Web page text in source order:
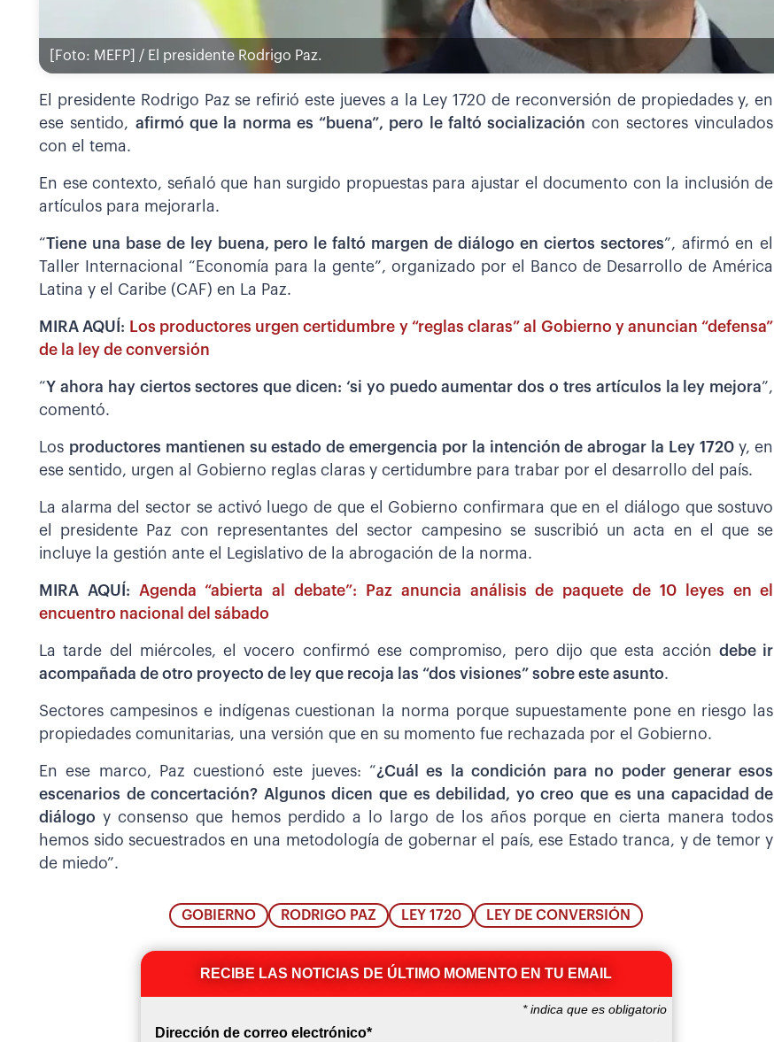
[Foto: MEFP] / El presidente Rodrigo Paz.
El presidente Rodrigo Paz se refirió este jueves a la Ley 1720 de reconversión de propiedades y, en
ese sentido, afirmó que la norma es “buena”, pero le faltó socialización con sectores vinculados
con el tema.
En ese contexto, señaló que han surgido propuestas para ajustar el documento con la inclusión de
artículos para mejorarla.
“Tiene una base de ley buena, pero le faltó margen de diálogo en ciertos sectores”, afirmó en el
Taller Internacional “Economía para la gente”, organizado por el Banco de Desarrollo de América
Latina y el Caribe (CAF) en La Paz.
MIRA AQUÍ: Los productores urgen certidumbre y “reglas claras” al Gobierno y anuncian “defensa”
de la ley de conversión
“Y ahora hay ciertos sectores que dicen: ‘si yo puedo aumentar dos o tres artículos la ley mejora”,
comentó.
Los productores mantienen su estado de emergencia por la intención de abrogar la Ley 1720 y, en
ese sentido, urgen al Gobierno reglas claras y certidumbre para trabar por el desarrollo del país.
La alarma del sector se activó luego de que el Gobierno confirmara que en el diálogo que sostuvo
el presidente Paz con representantes del sector campesino se suscribió un acta en el que se
incluye la gestión ante el Legislativo de la abrogación de la norma.
MIRA AQUÍ: Agenda “abierta al debate”: Paz anuncia análisis de paquete de 10 leyes en el
encuentro nacional del sábado
La tarde del miércoles, el vocero confirmó ese compromiso, pero dijo que esta accióndebe ir
acompañada de otro proyecto de ley que recoja las “dos visiones” sobre este asunto.
Sectores campesinos e indígenas cuestionan la norma porque supuestamente pone en riesgo las
propiedades comunitarias, una versión que en su momento fue rechazada por el Gobierno.
En ese marco, Paz cuestionó este jueves: “¿Cuál es la condición para no poder generar esos
escenarios de concertación? Algunos dicen que es debilidad, yo creo que es una capacidad de
diálogo y consenso que hemos perdido a lo largo de los años porque en cierta manera todos
hemos sido secuestrados en una metodología de gobernar el país, ese Estado tranca, y de temor y
de miedo”.
GOBIERNO RODRIGO PAZ LEY 1720 LEY DE CONVERSIÓN
RECIBE LAS NOTICIAS DE ÚLTIMO MOMENTO EN TU EMAIL
*indica que es obligatorio
Dirección de correo electrónico*